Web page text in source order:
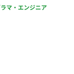
マ・エンジニア